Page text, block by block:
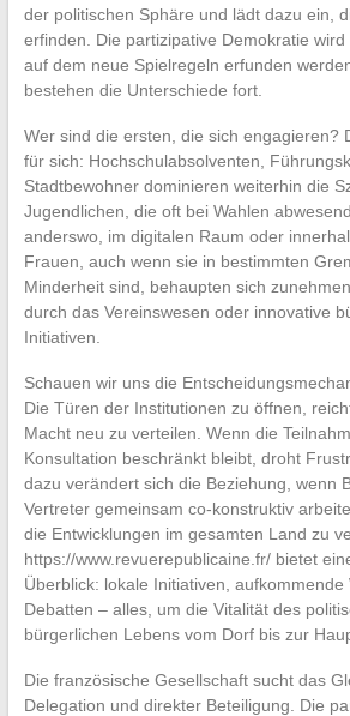
der politischen Sphäre und lädt dazu ein,
erfinden. Die partizipative Demokratie wird
auf dem neue Spielregeln erfunden
bestehen die Unterschiede fort.
Wer sind die ersten, die sich engagieren?
für sich: Hochschulabsolventen,
Stadtbewohner dominieren weiterhin die
Jugendlichen, die oft bei Wahlen
anderswo, im digitalen Raum oder
Frauen, auch wenn sie in bestimmten
Minderheit sind, behaupten sich
durch das Vereinswesen oder innovative
Initiativen.
Schauen wir uns die
Die Türen der Institutionen zu öffnen,
Macht neu zu verteilen. Wenn die
Konsultation beschränkt bleibt, droht
dazu verändert sich die Beziehung, wenn
Vertreter gemeinsam co-konstruktiv
die Entwicklungen im gesamten Land zu
https://www.revuerepublicaine.fr/ bietet
Überblick: lokale Initiativen,
Debatten – alles, um die Vitalität des
bürgerlichen Lebens vom Dorf bis zur
Die französische Gesellschaft sucht das
Delegation und direkter Beteiligung. Die